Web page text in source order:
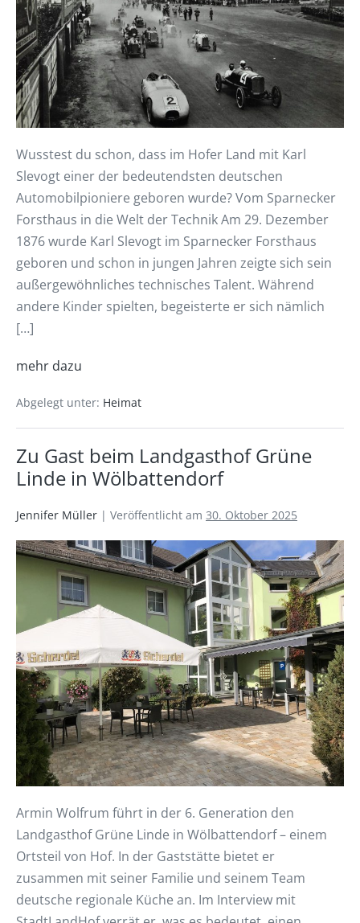
Wusstest du schon, dass im Hofer Land mit Karl
Slevogt einer der bedeutendsten deutschen
Automobilpioniere geboren wurde? Vom Sparnecker
Forsthaus in die Welt der Technik Am 29. Dezember
1876 wurde Karl Slevogt im Sparnecker Forsthaus
geboren und schon in jungen Jahren zeigte sich sein
außergewöhnliches technisches Talent. Während
andere Kinder spielten, begeisterte er sich nämlich
[…]
mehr dazu
Abgelegt unter: Heimat
Zu Gast beim Landgasthof Grüne
Linde in Wölbattendorf
Jennifer Müller | Veröffentlicht am 30. Oktober 2025
Armin Wolfrum führt in der 6. Generation den
Landgasthof Grüne Linde in Wölbattendorf – einem
Ortsteil von Hof. In der Gaststätte bietet er
zusammen mit seiner Familie und seinem Team
deutsche regionale Küche an. Im Interview mit